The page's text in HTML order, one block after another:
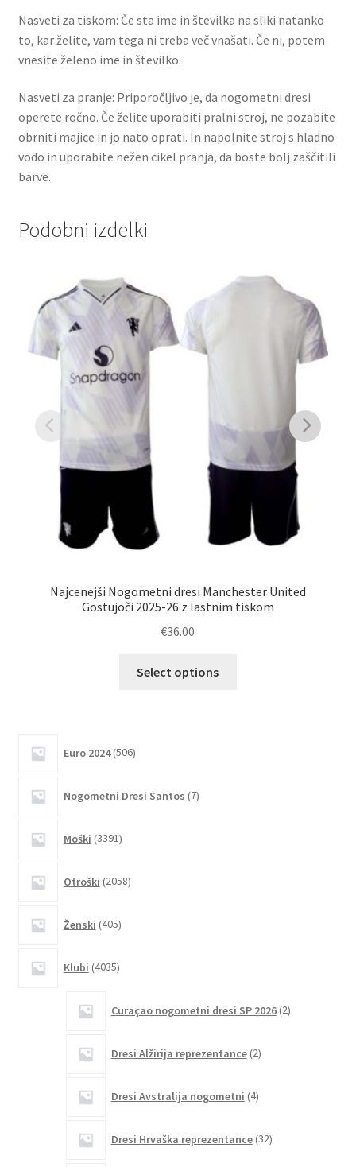
Nasveti za tiskom: Če sta ime in številka na sliki natanko
to, kar želite, vam tega ni treba več vnašati. Če ni, potem
vnesite želeno ime in številko.
Nasveti za pranje: Priporočljivo je, da nogometni dresi
operete ročno. Če želite uporabiti pralni stroj, ne pozabite
obrniti majice in jo nato oprati. In napolnite stroj s hladno
vodo in uporabite nežen cikel pranja, da boste bolj zaščitili
barve.
Podobni izdelki
Najcenejši Nogometni dresi Manchester United
Gostujoči 2025-26 z lastnim tiskom
€36.00
Select options
Euro 2024 506izdelkov
Nogometni Dresi Santos 7izdelkov
Moški 3391izdelkov
Otroški 2058izdelkov
Ženski 405izdelkov
Klubi 4035izdelkov
Curaçao nogometni dresi SP 2026 2izdelka
Dresi Alžirija reprezentance 2izdelka
Dresi Avstralija nogometni 4izdelki
Dresi Hrvaška reprezentance 32izdelkov